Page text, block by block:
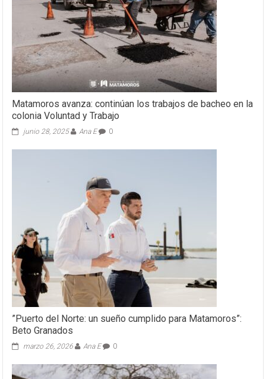
Matamoros avanza: continúan los trabajos de bacheo en la
colonia Voluntad y Trabajo
junio 28, 2025 Ana E 0
”Puerto del Norte: un sueño cumplido para Matamoros”:
Beto Granados
marzo 26, 2026 Ana E 0